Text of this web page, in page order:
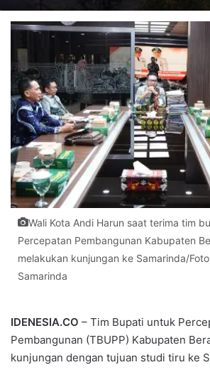
Wali Kota Andi Harun saat terima tim
Percepatan Pembangunan Kabupaten
melakukan kunjungan ke Samarinda/
Samarinda
IDENESIA.CO – Tim Bupati untuk
Pembangunan (TBUPP) Kabupaten
kunjungan dengan tujuan studi tiru ke